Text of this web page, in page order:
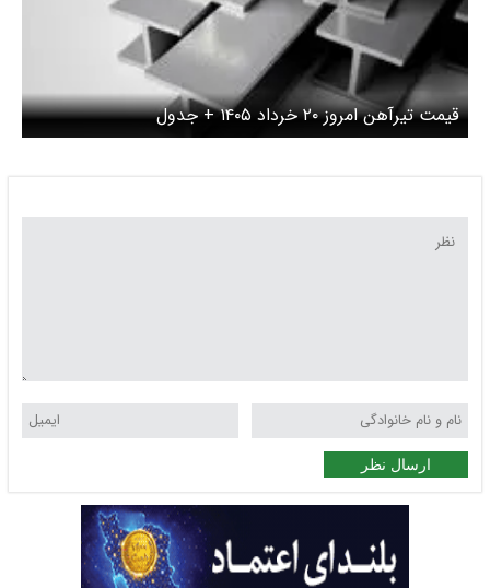
قیمت تیرآهن امروز ۲۰ خرداد ۱۴۰۵ + جدول
ارسال نظر